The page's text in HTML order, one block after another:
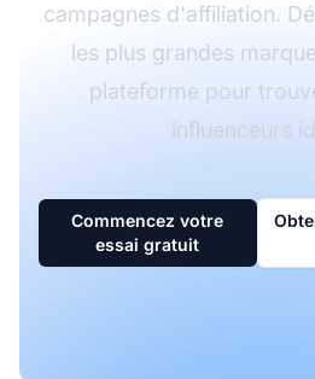
campagnes d'affiliation.
les plus grandes
plateforme pour
influenceurs
Commencez votre
essai gratuit